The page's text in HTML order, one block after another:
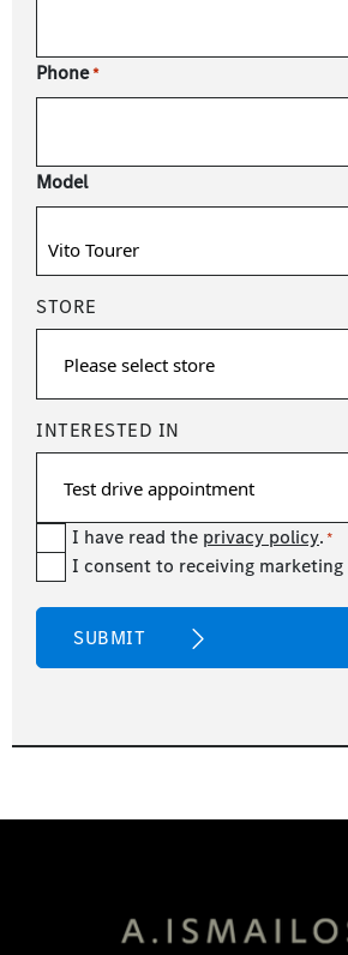
Phone*
Model
STORE
INTERESTED IN
Consent
I have read the privacy policy.*
newsetter
I consent to receiving